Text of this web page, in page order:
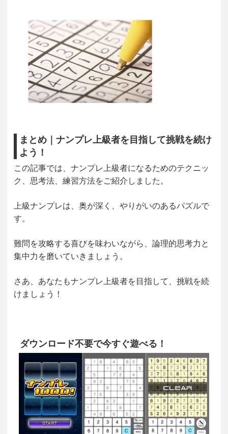
まとめ｜ナンプレ上級者を目指して挑戦を続け
よう！
この記事では、ナンプレ上級者になるためのテクニッ
ク、思考法、練習方法をご紹介しました。
上級ナンプレは、奥が深く、やりがいのあるパズルで
す。
難問を攻略する喜びを味わいながら、論理的思考力と
集中力を磨いていきましょう。
さあ、あなたもナンプレ上級者を目指して、挑戦を続
けましょう！
ダウンロード不要で今すぐ遊べる！